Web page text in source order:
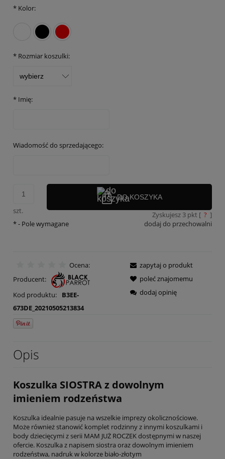
* Kolor:
* Rozmiar koszulki:
* Imię:
Wiadomość do sprzedającego:
szt.
DO KOSZYKA
Zyskujesz 3pkt [ ? ]
dodaj do przechowalni
*- Pole wymagane
Ocena:
Producent:
Kod produktu:
B3EE-
673DE_20210505213834
zapytaj o produkt
poleć znajomemu
dodaj opinię
Opis
Koszulka SIOSTRA z dowolnym
imieniem rodzeństwa
Koszulka idealnie pasuje na wszelkie imprezy okolicznościowe.
Może również stanowić komplet rodzinny z innymi koszulkami i
body dziecięcymi z serii MAM JUŻ ROCZEK dostępnymi w naszej
ofercie. Koszulka z napisem siostra oraz dowolnym imieniem
rodzeństwa, nadruk w kolorze biało-złotym